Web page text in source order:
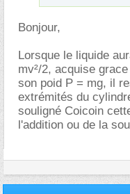
Bonjour,
Lorsque le liquide
mv²/2, acquise
son poid P = mg, il
extrémités du
souligné Coicoin
l'addition ou de la